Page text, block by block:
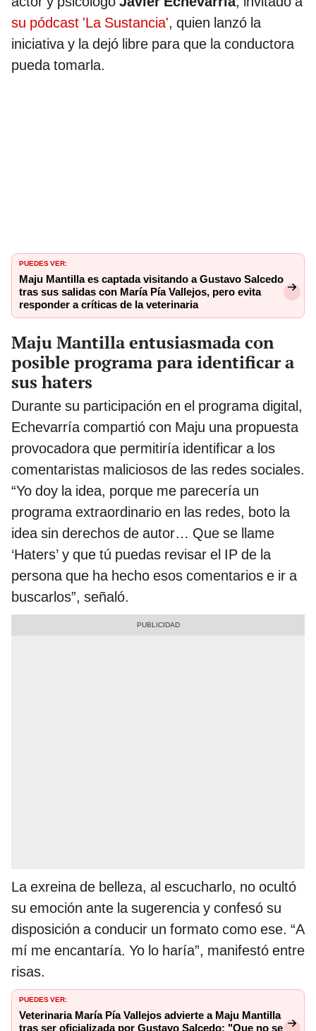
su pódcast 'La Sustancia', quien lanzó la
iniciativa y la dejó libre para que la conductora
pueda tomarla.
PUEDES VER:
Maju Mantilla es captada visitando a Gustavo Salcedo
tras sus salidas con María Pía Vallejos, pero evita
responder a críticas de la veterinaria
Maju Mantilla entusiasmada con
posible programa para identificar a
sus haters
Durante su participación en el programa digital,
Echevarría compartió con Maju una propuesta
provocadora que permitiría identificar a los
comentaristas maliciosos de las redes sociales.
“Yo doy la idea, porque me parecería un
programa extraordinario en las redes, boto la
idea sin derechos de autor… Que se llame
‘Haters’ y que tú puedas revisar el IP de la
persona que ha hecho esos comentarios e ir a
buscarlos”, señaló.
La exreina de belleza, al escucharlo, no ocultó
su emoción ante la sugerencia y confesó su
disposición a conducir un formato como ese. “A
mí me encantaría. Yo lo haría”, manifestó entre
risas.
PUEDES VER:
Veterinaria María Pía Vallejos advierte a Maju Mantilla
tras ser oficializada por Gustavo Salcedo: "Que no se